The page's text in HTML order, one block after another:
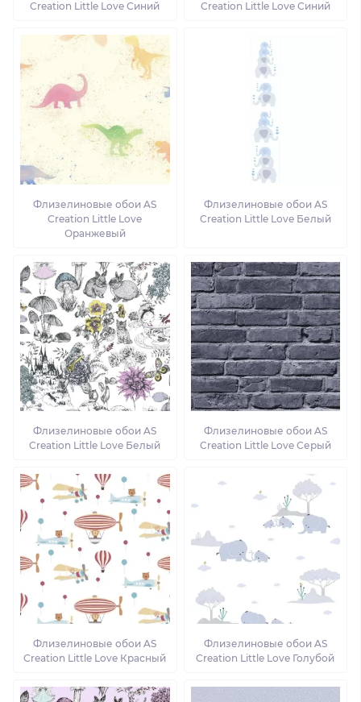
Creation Little Love Синий
Creation Little Love Синий
Флизелиновые обои AS
Creation Little Love
Оранжевый
Флизелиновые обои AS
Creation Little Love Белый
Флизелиновые обои AS
Creation Little Love Белый
Флизелиновые обои AS
Creation Little Love Серый
Флизелиновые обои AS
Creation Little Love Красный
Флизелиновые обои AS
Creation Little Love Голубой